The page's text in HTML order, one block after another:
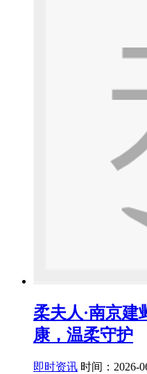
柔夫人·南京
康，温柔守护
即时资讯 时间：2026-